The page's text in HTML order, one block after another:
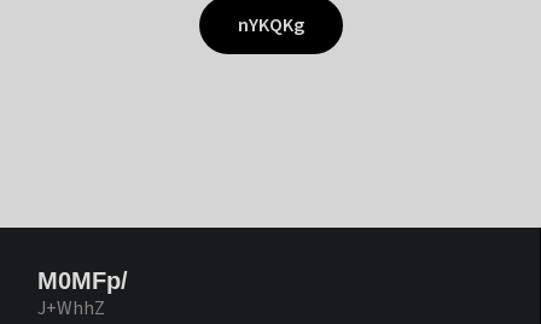
nYKQKg
M0MFp/
J+WhhZ